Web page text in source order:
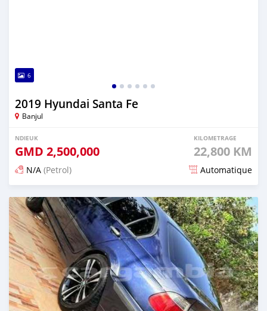
6
2019 Hyundai Santa Fe
Banjul
NDIEUK
GMD 2,500,000
KILOMETRAGE
22,800 KM
N/A (Petrol) Automatique
Dougal na niou ko depuis 25 days